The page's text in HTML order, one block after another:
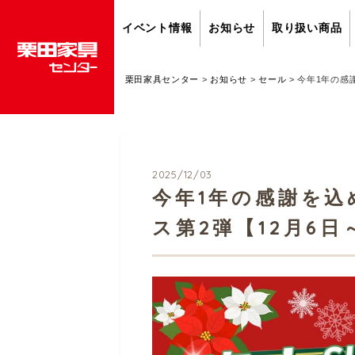
イベント情報 お知らせ 取り扱い商品
栗田家具センター > お知らせ >セール >今年1年の感
2025/12/03
今年1年の感謝を
ス第2弾【12月6日